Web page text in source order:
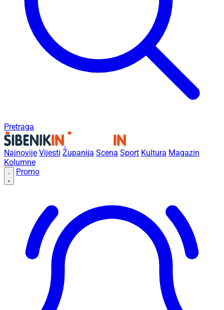
Pretraga
Najnovije Vijesti Županija Scena Sport Kultura Magazin
Kolumne
Promo